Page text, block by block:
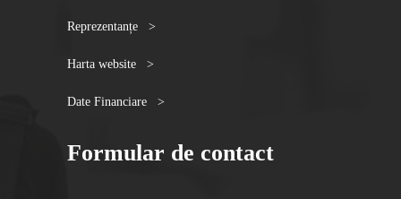
Reprezentanțe >
Harta website >
Date Financiare >
Formular de contact